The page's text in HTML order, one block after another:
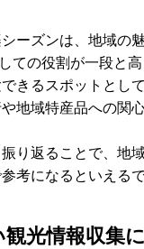
ーズンは、地域の
ての役割が一段と
きるスポットとし
地域特産品への関
り返ることで、地
考になるといえるで
光情報収集